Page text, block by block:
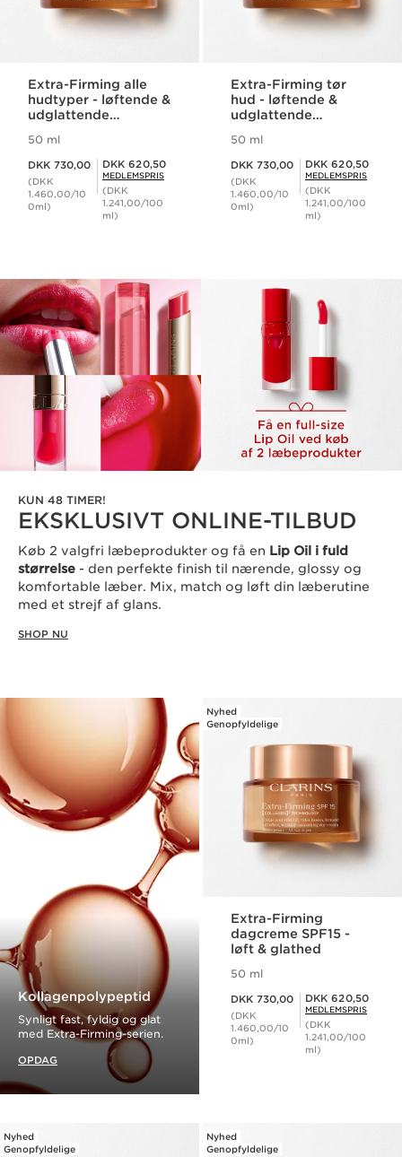
Extra-Firming alle
hudtyper - løftende &
udglattende
50 ml
DKK 730,00
(DKK
1.460,00/10
0ml)
Medlemspris DKK 620,50
DKK 620,50
MEDLEMSPRIS
(DKK
1.241,00/100
ml)
Extra-Firming tør
hud - løftende &
udglattende
50 ml
DKK 730,00
(DKK
1.460,00/10
0ml)
Medlemspris DKK 620,50
DKK 620,50
MEDLEMSPRIS
(DKK
1.241,00/100
ml)
KUN 48 TIMER!
EKSKLUSIVT ONLINE-TILBUD
Køb 2 valgfri læbeprodukter og få en Lip Oil i fuld
størrelse - den perfekte finish til nærende, glossy og
komfortable læber. Mix, match og løft din læberutine
med et strejf af glans.
SHOP NU
Kollagenpolypeptid
Synligt fast, fyldig og glat
med Extra-Firming-serien.
OPDAG
Nyhed
Genopfyldelige
Extra-Firming
dagcreme SPF15 -
løft & glathed
50 ml
DKK 730,00
(DKK
1.460,00/10
0ml)
Medlemspris DKK 620,50
DKK 620,50
MEDLEMSPRIS
(DKK
1.241,00/100
ml)
Nyhed
Genopfyldelige
Nyhed
Genopfyldelige